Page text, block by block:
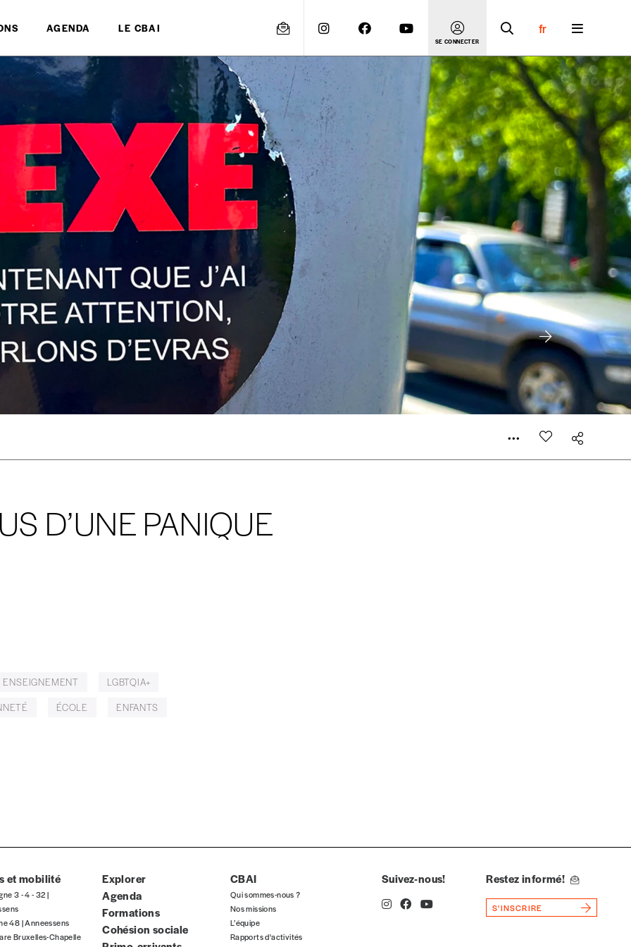
AGENDA LE CBAI
SE CONNECTER
fr
D’UNE PANIQUE
Créer un compte
est proposé àPRIX LIBRE.
bien ou d’un service, qui peut être une manière pour lui de payer le prix qu’il estime juste. Dans l’objectif de rendre
attachement aux valeurs de solidarité, nous vous proposons d’estimer vous-mêmes le coût de notre publication. Cette
indicatif. De cette manière, vous soutenez le travail de l’équipe de rédaction selon vos moyens et vos motivations.
au numéro.
papier ou numérique.
avec en communication le numéro de la commande renseigné dans le mail de confirmation et
5€*
ENSEIGNEMENT
LGBTQIA+
ÉCOLE ENFANTS
et mobilité
3 - 4 - 32 |
48 | Anneessens
Bruxelles-Chapelle
Explorer
Agenda
Formations
Cohésion sociale
CBAI
Qui sommes-nous ?
Nos missions
L’équipe
Rapports d'activités
Suivez-nous! Restez informé!
S'INSCRIRE